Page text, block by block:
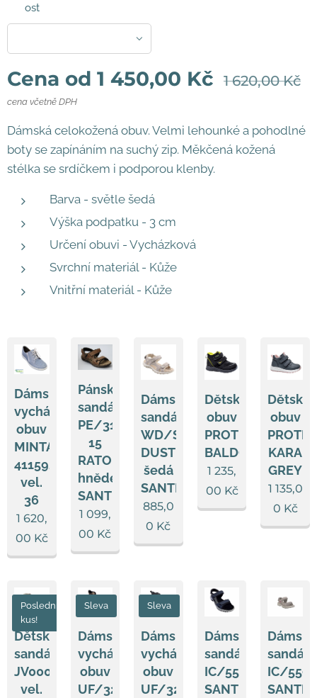
ost
Cena od 1 450,00 Kč 1 620,00Kč
cena včetně DPH
Dámská celokožená obuv. Velmi lehounké a pohodlné
boty se zapínáním na suchý zip. Měkčená kožená
stélka se srdíčkem i podporou klenby.
Barva - světle šedá
Výška podpatku - 3 cm
Určení obuvi - Vycházková
Svrchní materiál - Kůže
Vnitřní materiál - Kůže
Dámská
vycházková
obuv
MINTAKA
411592/23
vel.
36
1 620,
00 Kč
Pánské
sandále
PE/31604-
15
RATO
hnědé
SANTÉ
1 099,
00 Kč
Dámský
sandál
WD/SINGHA
DUST
šedá
SANTÉ
885,0
0 Kč
Dětská
obuv
PROTETIKA
BALDO
1 235,
00 Kč
Dětská
obuv
KARA
GREY
1 135,0
0 Kč
Dětské
sandále
JV0005/006,
vel.
Poslední
kus!
Dámská
vycházková
obuv
UF/3216-
Sleva
Dámská
vycházková
obuv
UF/3216-
Sleva
Dámské
sandále
IC/559360
SANTÉ
Dámské
sandále
IC/
SANTÉ